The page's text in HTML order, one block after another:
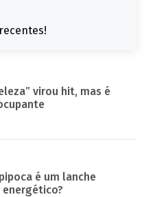
virou hit, mas é
é um lanche